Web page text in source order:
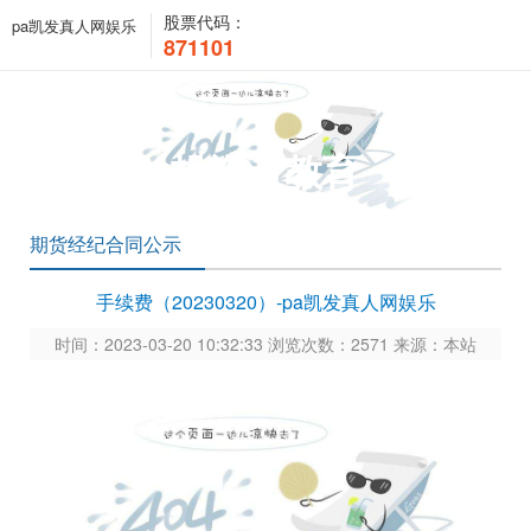
pa凯发真人网娱乐 股票代码：
871101
投资者教育
期货经纪合同公示
手续费（20230320）-pa凯发真人网娱乐
时间：2023-03-20 10:32:33 浏览次数：2571 来源：本站